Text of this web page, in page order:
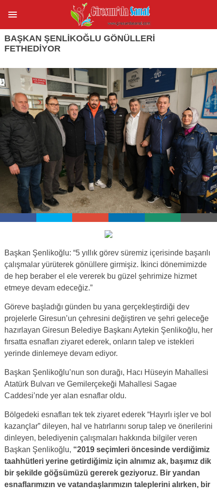
BAŞKAN ŞENLİKOĞLU GÖNÜLLERİ
FETHEDİYOR
Başkan Şenlikoğlu: “5 yıllık görev süremiz içerisinde başarılı
çalışmalar yürüterek gönüllere girmişiz. İkinci dönemimizde
de hep beraber el ele vererek bu güzel şehrimize hizmet
etmeye devam edeceğiz.”
Göreve başladığı günden bu yana gerçekleştirdiği dev
projelerle Giresun’un çehresini değiştiren ve şehri geleceğe
hazırlayan Giresun Belediye Başkanı Aytekin Şenlikoğlu, her
fırsatta esnafları ziyaret ederek, onların talep ve istekleri
yerinde dinlemeye devam ediyor.
Başkan Şenlikoğlu’nun son durağı, Hacı Hüseyin Mahallesi
Atatürk Bulvarı ve Gemilerçekeği Mahallesi Sagae
Caddesi’nde yer alan esnaflar oldu.
Bölgedeki esnafları tek tek ziyaret ederek “Hayırlı işler ve bol
kazançlar” dileyen, hal ve hatırlarını sorup talep ve önerilerini
dinleyen, belediyenin çalışmaları hakkında bilgiler veren
Başkan Şenlikoğlu, “2019 seçimleri öncesinde verdiğimiz
taahhütleri yerine getirdiğimiz için alnımız ak, başımız dik
bir şekilde göğsümüzü gererek geziyoruz. Bir yandan
esnaflarımızın ve vatandaşlarımızın taleplerini alırken, bir